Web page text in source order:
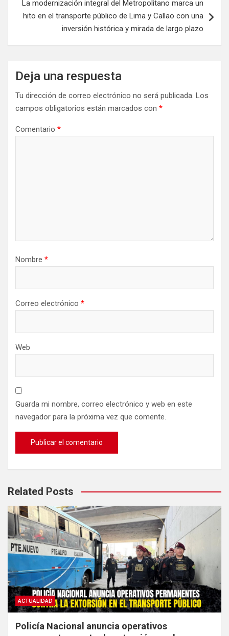
La modernización integral del Metropolitano marca un
hito en el transporte público de Lima y Callao con una
inversión histórica y mirada de largo plazo
Deja una respuesta
Tu dirección de correo electrónico no será publicada. Los
campos obligatorios están marcados con *
Comentario *
Nombre *
Correo electrónico *
Web
Guarda mi nombre, correo electrónico y web en este
navegador para la próxima vez que comente.
Related Posts
ACTUALIDAD
Policía Nacional anuncia operativos